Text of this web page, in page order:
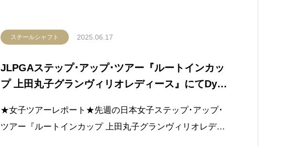
スチールシャフト 2025.06.17
JLPGAステップ･アップ･ツアー『ルートインカッ
プ 上田丸子グランヴィリオレディース』にてDyn
フを制して初優勝
★女子ツアーレポート★先週の日本女子ステップ･アップ･
ツアー『ルートインカップ 上田丸子グランヴィリオレディ